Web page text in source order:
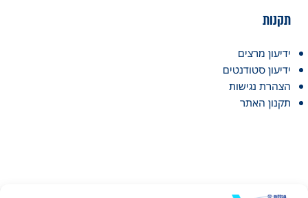
תקנות
ידיעון מרצים
ידיעון סטודנטים
הצהרת נגישות
תקנון האתר